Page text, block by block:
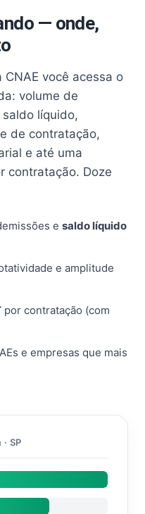
— onde,
você acessa o
volume de
líquido,
de contratação,
e até uma
contratação. Doze
e saldo líquido
e amplitude
por contratação (com
e empresas que mais
SP